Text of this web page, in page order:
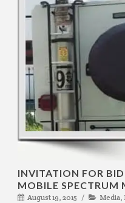
INVITATION FOR
MOBILE SPECTRUM
August 19, 2015 Media,